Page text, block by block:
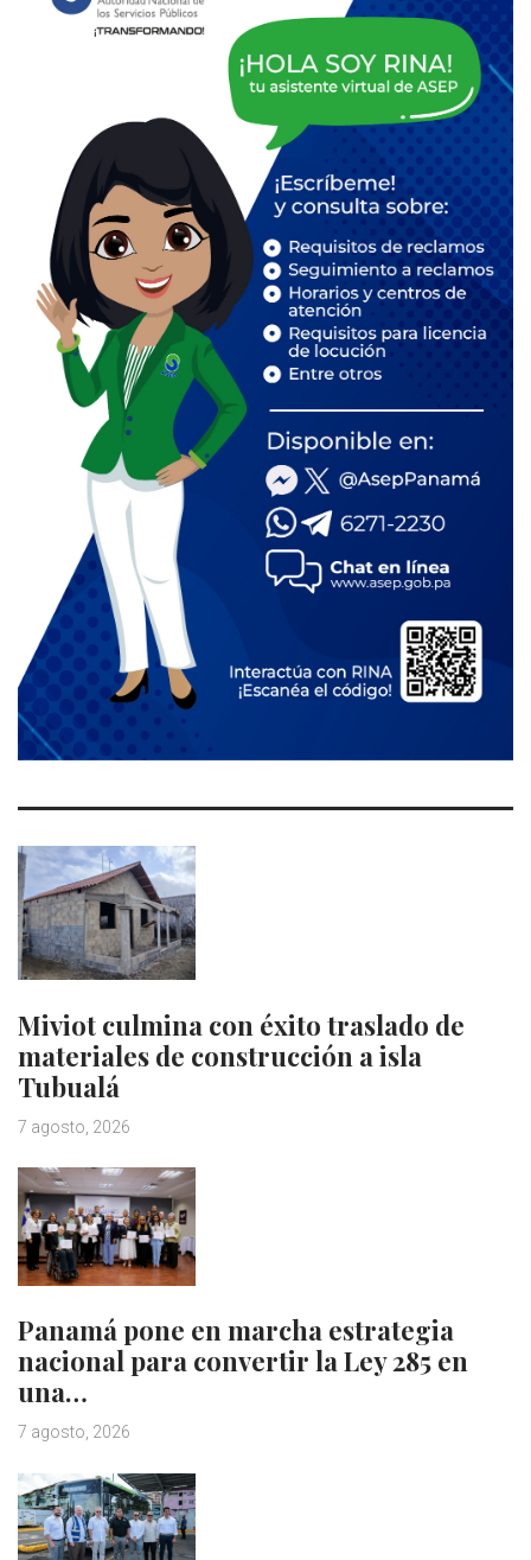
Miviot culmina con éxito traslado de
materiales de construcción a isla
Tubualá
7 agosto, 2026
Panamá pone en marcha estrategia
nacional para convertir la Ley 285 en
una…
7 agosto, 2026